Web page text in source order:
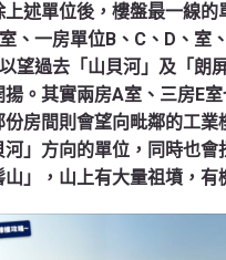
上述單位後，樓盤最一線的
、一房單位B、C、D、室
望過去「山貝河」及「朗
。其實兩房A室、三房E
房間則會望向毗鄰的工業
」方向的單位，同時也會
」，山上有大量祖墳，有